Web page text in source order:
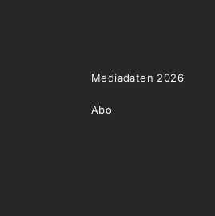
Mediadaten 2026
Abo